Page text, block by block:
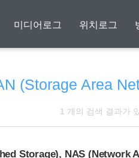
미디어로그 위치로그
(Storage Area
1 개의 검색 결과가